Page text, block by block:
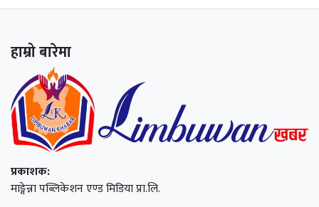
हाम्रो बारेमा
प्रकाशक:
माङ्गेन्ना पब्लिकेशन एण्ड मिडिया प्रा.लि.